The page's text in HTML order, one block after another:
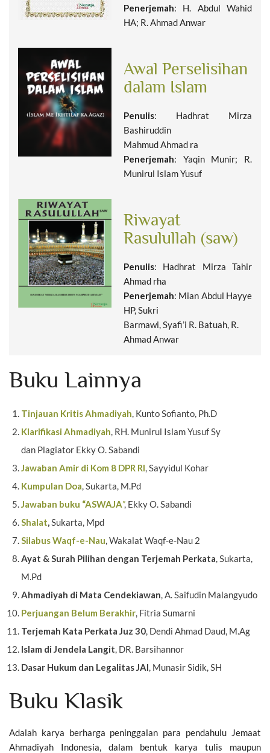
Penerjemah: H. Abdul Wahid
HA; R. Ahmad Anwar
Awal Perselisihan
dalam Islam
Penulis: Hadhrat Mirza
Bashiruddin
Mahmud Ahmad ra
Penerjemah: Yaqin Munir; R.
Munirul Islam Yusuf
Riwayat
Rasulullah (saw)
Penulis: Hadhrat Mirza Tahir
Ahmad rha
Penerjemah: Mian Abdul Hayye
HP, Sukri
Barmawi, Syafi’i R. Batuah, R.
Ahmad Anwar
Buku Lainnya
Tinjauan Kritis Ahmadiyah, Kunto Sofianto, Ph.D
Klarifikasi Ahmadiyah, RH. Munirul Islam Yusuf Sy
dan Plagiator Ekky O. Sabandi
Jawaban Amir di Kom 8 DPR RI, Sayyidul Kohar
Kumpulan Doa, Sukarta, M.Pd
Jawaban buku “ASWAJA”, Ekky O. Sabandi
Shalat,Sukarta, Mpd
Silabus Waqf-e-Nau,Wakalat Waqf-e-Nau 2
Ayat & Surah Pilihan dengan Terjemah Perkata, Sukarta,
M.Pd
Ahmadiyah di Mata Cendekiawan, A. Saifudin Malangyudo
Perjuangan Belum Berakhir, Fitria Sumarni
Terjemah Kata Perkata Juz 30, Dendi Ahmad Daud, M.Ag
Islam di Jendela Langit, DR. Barsihannor
Dasar Hukum dan Legalitas JAI, Munasir Sidik, SH
Buku Klasik
Adalah karya berharga peninggalan para pendahulu Jemaat
Ahmadiyah Indonesia, dalam bentuk karya tulis maupun